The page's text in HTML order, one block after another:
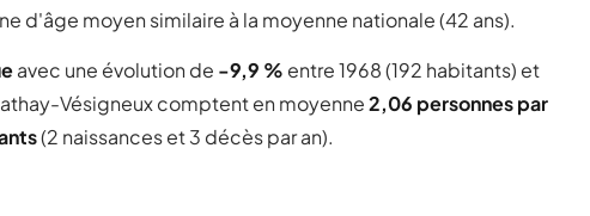
d'âge moyen similaire à la moyenne nationale (42 ans).
avec une évolution de -9,9 % entre 1968 (192 habitants) et
Vésigneux comptent en moyenne2,06 personnes par
(2 naissances et 3 décès par an).